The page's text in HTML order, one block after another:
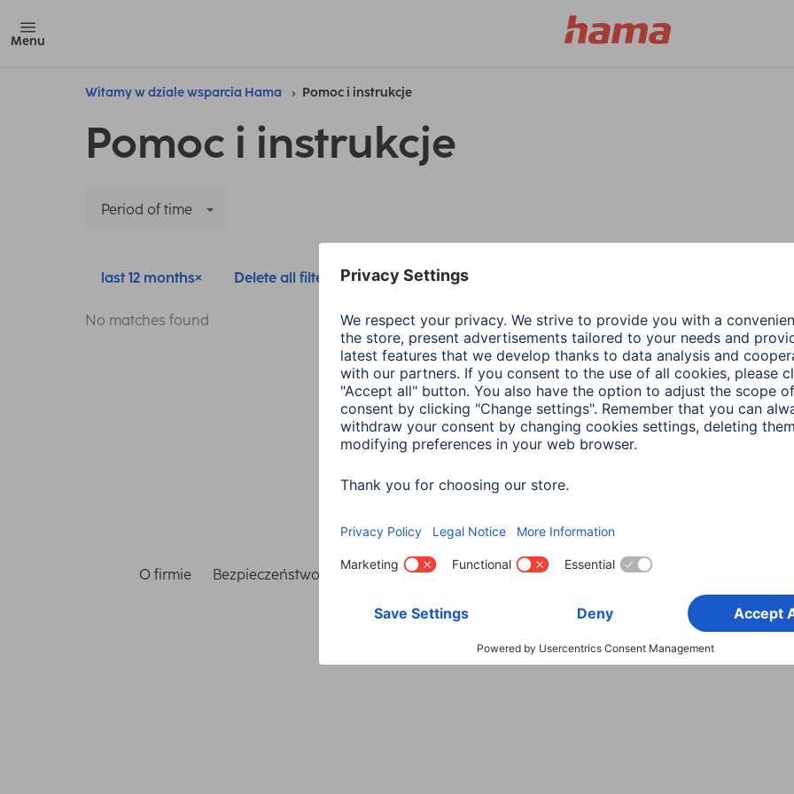
Menu
Witamy w dziale wsparcia Hama Pomoc i instrukcje
Pomoc i instrukcje
Period of time
last 12 months Delete all filters
No matches found
Wybierz kraj
O firmie Bezpieczeństwo i ochrona danych Warunki gwarancji Deklaracje zgodności